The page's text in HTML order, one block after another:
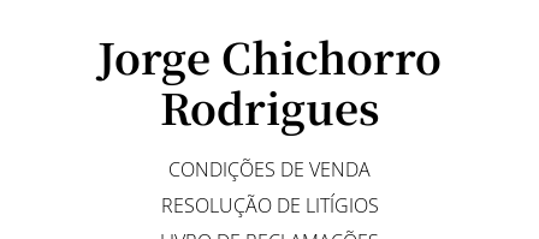
Jorge Chichorro
Rodrigues
CONDIÇÕES DE VENDA
RESOLUÇÃO DE LITÍGIOS